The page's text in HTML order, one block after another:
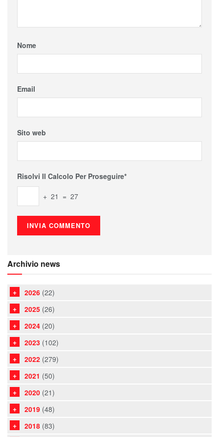
Nome
Email
Sito web
Risolvi Il Calcolo Per Proseguire*
+ 21 = 27
Archivio news
2026 (22)
2025 (26)
2024 (20)
2023 (102)
2022 (279)
2021 (50)
2020 (21)
2019 (48)
2018 (83)